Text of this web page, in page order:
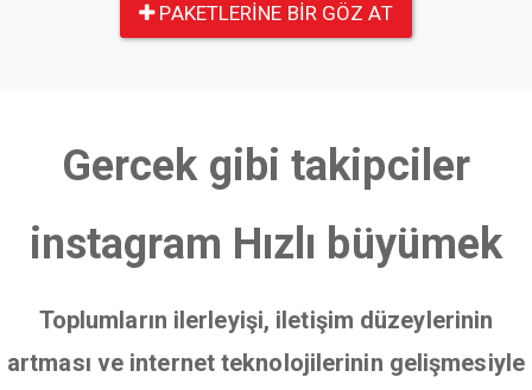
PAKETLERINE BIR GÖZ AT
Gercek gibi takipciler
instagram Hızlı büyümek
Toplumların ilerleyişi, iletişim düzeylerinin
artması ve internet teknolojilerinin gelişmesiyle